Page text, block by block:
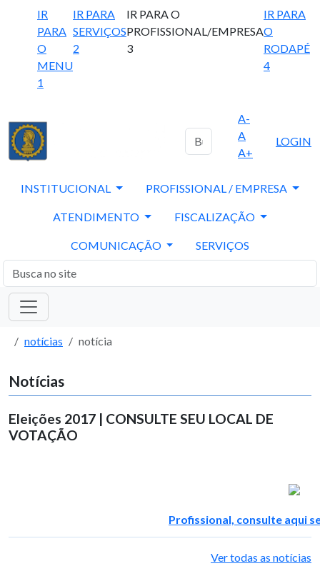
IR
PARA
O
MENU
1
IR PARA
SERVIÇOS
2
IR PARA O
PROFISSIONAL/EMPRESA
3
IR PARA
O
RODAPÉ
4
A-
A
A+
LOGIN
INSTITUCIONAL PROFISSIONAL / EMPRESA
ATENDIMENTO FISCALIZAÇÃO
COMUNICAÇÃO SERVIÇOS
notícias notícia
Notícias
Eleições 2017 | CONSULTE SEU LOCAL DE
VOTAÇÃO
Profissional, consulte aqui
Ver todas as notícias